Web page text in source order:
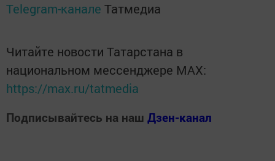
Telegram-канале Татмедиа
Читайте новости Татарстана в
национальном мессенджере MАХ:
https://max.ru/tatmedia
Подписывайтесь на наш Дзен-канал